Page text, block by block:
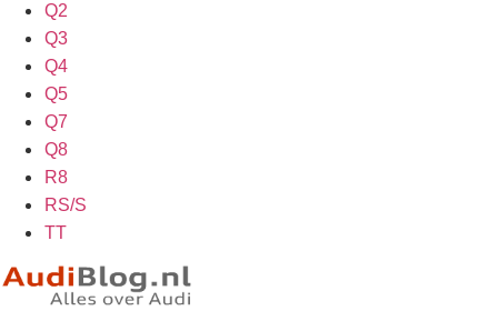
Q2
Q3
Q4
Q5
Q7
Q8
R8
RS/S
TT